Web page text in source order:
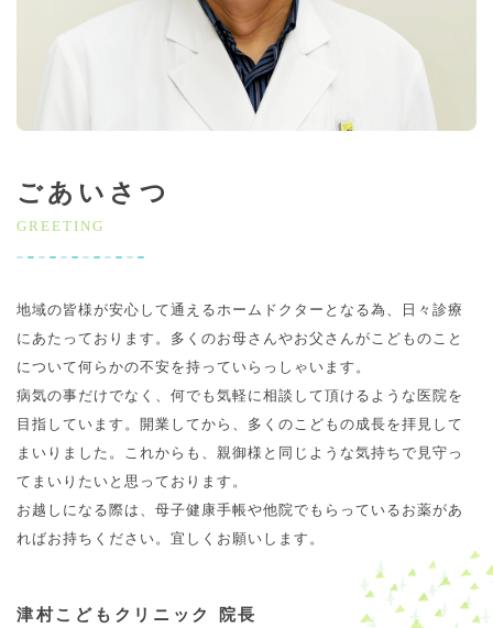
ごあいさつ
GREETING
地域の皆様が安心して通えるホームドクターとなる為、日々診療
にあたっております。多くのお母さんやお父さんがこどものこと
について何らかの不安を持っていらっしゃいます。
病気の事だけでなく、何でも気軽に相談して頂けるような医院を
目指しています。開業してから、多くのこどもの成長を拝見して
まいりました。これからも、親御様と同じような気持ちで見守っ
てまいりたいと思っております。
お越しになる際は、母子健康手帳や他院でもらっているお薬があ
ればお持ちください。宜しくお願いします。
津村こどもクリニック 院長